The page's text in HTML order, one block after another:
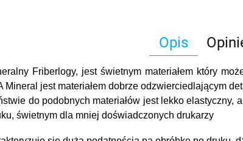
Opis
Friberlogy, jest świetnym materiałem który
Mineral jest materiałem dobrze odzwierciedlającym
do podobnych materiałów jest lekko elastyczny,
świetnym dla mniej doświadczonych drukarzy